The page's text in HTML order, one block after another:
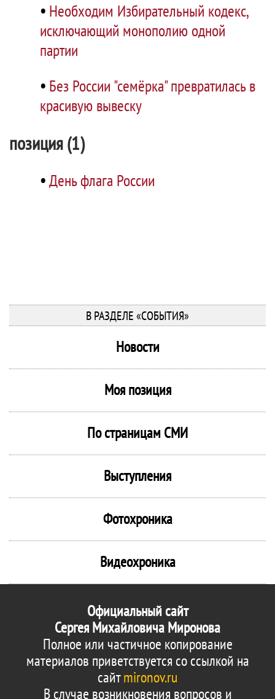
• Необходим Избирательный кодекс,
исключающий монополию одной
партии
• Без России "семёрка" превратилась в
красивую вывеску
позиция (1)
•День флага России
В РАЗДЕЛЕ «СОБЫТИЯ»
Новости
Моя позиция
По страницам СМИ
Выступления
Фотохроника
Видеохроника
Официальный сайт
Сергея Михайловича Миронова
Полное или частичное копирование
материалов приветствуется со ссылкой на
сайтmironov.ru
В случае возникновения вопросов и